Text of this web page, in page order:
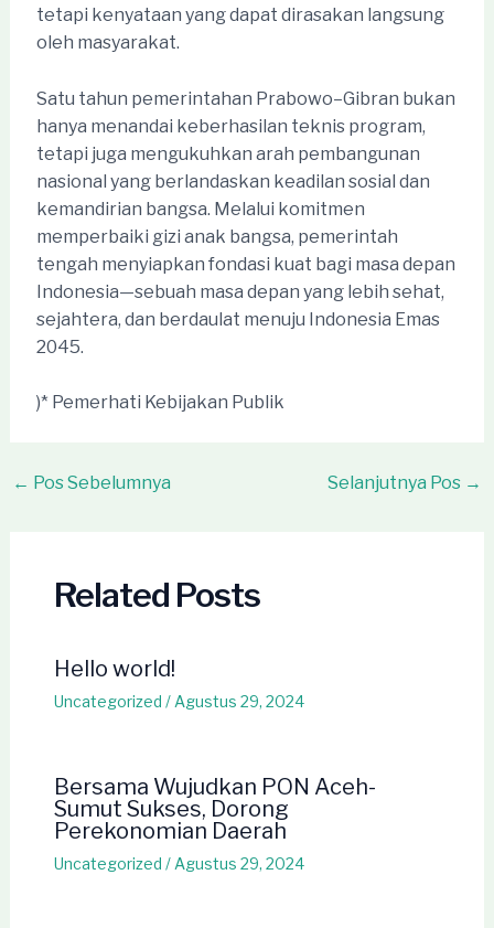
tetapi kenyataan yang dapat dirasakan langsung
oleh masyarakat.
Satu tahun pemerintahan Prabowo–Gibran bukan
hanya menandai keberhasilan teknis program,
tetapi juga mengukuhkan arah pembangunan
nasional yang berlandaskan keadilan sosial dan
kemandirian bangsa. Melalui komitmen
memperbaiki gizi anak bangsa, pemerintah
tengah menyiapkan fondasi kuat bagi masa depan
Indonesia—sebuah masa depan yang lebih sehat,
sejahtera, dan berdaulat menuju Indonesia Emas
2045.
)* Pemerhati Kebijakan Publik
Post
← Pos Sebelumnya Selanjutnya Pos →
Related Posts
Hello world!
Uncategorized /Agustus 29, 2024
Bersama Wujudkan PON Aceh-
Sumut Sukses, Dorong
Perekonomian Daerah
Uncategorized /Agustus 29, 2024